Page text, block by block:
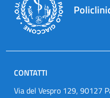
CONTATTI
Via del Vespro 129, 90127